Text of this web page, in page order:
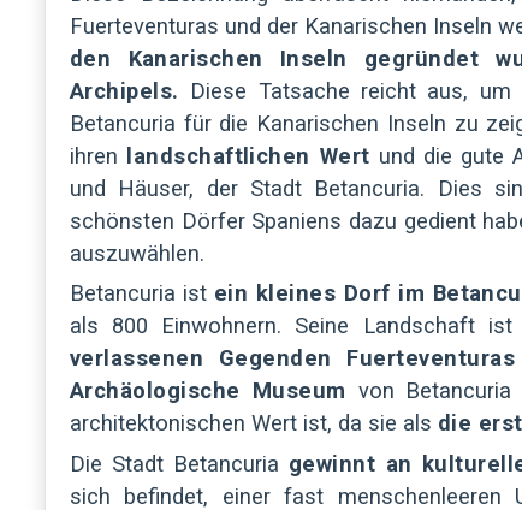
Fuerteventuras und der Kanarischen Inseln
den Kanarischen Inseln gegründet
Archipels. Diese Tatsache reicht aus,
Betancuria für die Kanarischen Inseln zu
ihren landschaftlichen Wert und die gute
und Häuser, der Stadt Betancuria. Dies
schönsten Dörfer Spaniens dazu gedient
auszuwählen.
Betancuria ist ein kleines Dorf im
als 800 Einwohnern. Seine Landschaft
verlassenen Gegenden
Archäologische Museum von Betancuria
architektonischen Wert ist, da sie als die
Die Stadt Betancuria gewinnt an
sich befindet, einer fast menschenleeren